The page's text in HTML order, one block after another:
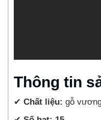
Thông tin
✔ Chất liệu: gỗ